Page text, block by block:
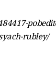
rubley/